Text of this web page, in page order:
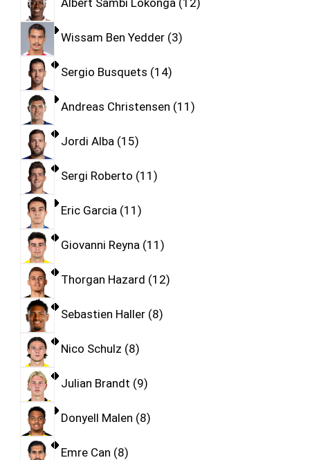
Albert Sambi Lokonga 12
Wissam Ben Yedder 3
Sergio Busquets 14
Andreas Christensen 11
Jordi Alba 15
Sergi Roberto 11
Eric Garcia 11
Giovanni Reyna 11
Thorgan Hazard 12
Sebastien Haller 8
Nico Schulz 8
Julian Brandt 9
Donyell Malen 8
Emre Can 8